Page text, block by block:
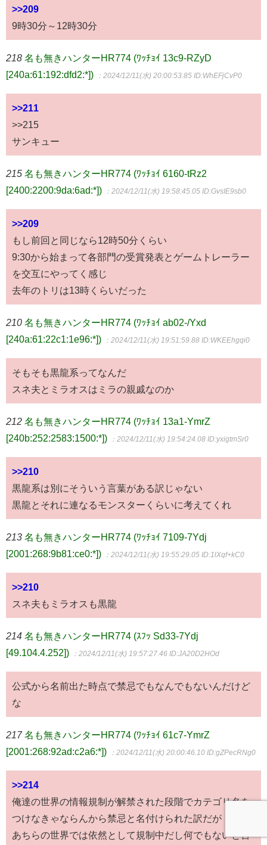
>>209
9時30分～12時30分
218 名も無きハンターHR774 (ﾜｯﾁｮｲ 13c9-RZyD
[240a:61:192:dfd2:*])
：2024/12/11(水) 20:00:53.85 ID:WhEFjCvP0
>>211
>>215
サンキュー
215 名も無きハンターHR774 (ﾜｯﾁｮｲ 6160-tRz2
[2400:2200:9da:6ad:*])
：2024/12/11(水) 19:58:45.05 ID:GvsIE9sb0
>>209
もし前回と同じなら12時50分くらい
9:30から始まって各部門の受賞発表とゲームトレーラー
を交互にやってく感じ
去年のトリは13時くらいだった
210 名も無きハンターHR774 (ﾜｯﾁｮｲ ab02-/Yxd
[240a:61:22c1:1e96:*])
：2024/12/11(水) 19:51:59.88 ID:WKEEhgqi0
そもそも黒龍系ってなんだ
スネ夫とミラオスはミラの親戚なのか
212 名も無きハンターHR774 (ﾜｯﾁｮｲ 13a1-YmrZ
[240b:252:2583:1500:*])
：2024/12/11(水) 19:54:24.08 ID:yxigtmSr0
>>210
黒龍系は別にそういう言葉がある訳じゃない
黒龍とそれに連なるモンスターくらいに考えてくれ
213 名も無きハンターHR774 (ﾜｯﾁｮｲ 7109-7Ydj
[2001:268:9b81:ce0:*])
：2024/12/11(水) 19:55:29.05 ID:1lXqf+kC0
>>210
スネ夫もミラオスも黒龍
214 名も無きハンターHR774 (ｽﾌｯ Sd33-7Ydj
[49.104.4.252])
：2024/12/11(水) 19:57:27.46 ID:JA20D2HOd
公式から名前出た時点で禁忌でもなんでもないんだけど
な
217 名も無きハンターHR774 (ﾜｯﾁｮｲ 61c7-YmrZ
[2001:268:92ad:c2a6:*])
：2024/12/11(水) 20:00:46.10 ID:gZPecRNg0
>>214
俺達の世界の情報規制が解禁された段階でカテゴリ名を
つけなきゃならんから禁忌と名付けられた訳だが
あちらの世界では依然として規制中だし何でもないと言